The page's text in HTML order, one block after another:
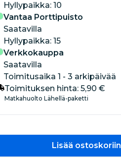
hyllypaikka: 10
Vantaa Porttipuisto
Saatavilla
hyllypaikka: 15
Verkkokauppa
Saatavilla
Toimitusaika 1 - 3 arkipäivää
Toimituksen hinta: 5,90 €
Matkahuolto Lähellä-paketti
Lisää ostoskoriin